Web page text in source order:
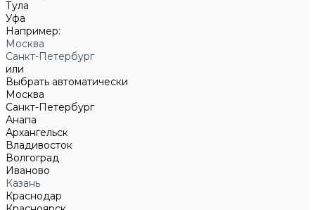
Тула
Уфа
Например:
Москва
Санкт-Петербург
или
Выбрать автоматически
Москва
Санкт-Петербург
Анапа
Архангельск
Владивосток
Волгоград
Иваново
Казань
Краснодар